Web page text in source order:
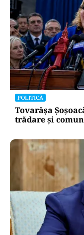
POLITICĂ
Tovarășa
trădare și